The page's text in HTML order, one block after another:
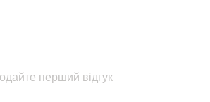
перший відгук